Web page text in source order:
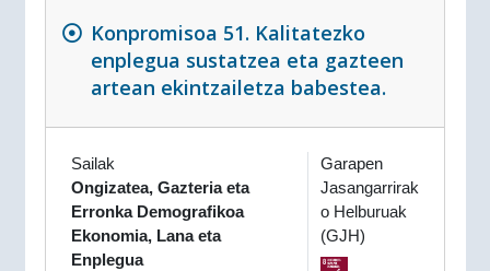
Konpromisoa 51. Kalitatezko
enplegua sustatzea eta gazteen
artean ekintzailetza babestea.
Sailak
Ongizatea, Gazteria eta
Erronka Demografikoa
Ekonomia, Lana eta
Enplegua
Garapen
Jasangarrirak
o Helburuak
(GJH)